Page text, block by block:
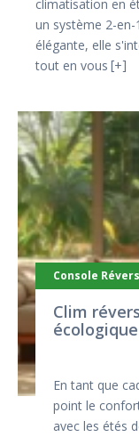
climatisation en
un système 2-
élégante, elle
tout en vous +
Console
Clim
En tant que
point le
avec les étés